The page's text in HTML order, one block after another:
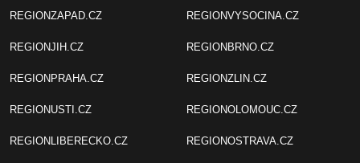
REGIONZAPAD.CZ
REGIONJIH.CZ
REGIONPRAHA.CZ
REGIONUSTI.CZ
REGIONLIBERECKO.CZ
REGIONVYSOCINA.CZ
REGIONBRNO.CZ
REGIONZLIN.CZ
REGIONOLOMOUC.CZ
REGIONOSTRAVA.CZ